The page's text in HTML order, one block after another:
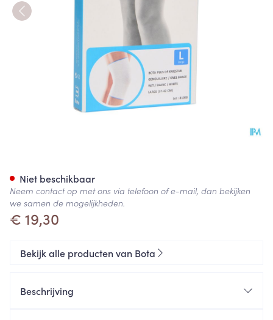
€ 19,30
Niet beschikbaar
Neem contact op met ons via telefoon of e-mail, dan bekijken
we samen de mogelijkheden.
Bekijk alle producten van Bota
Beschrijving